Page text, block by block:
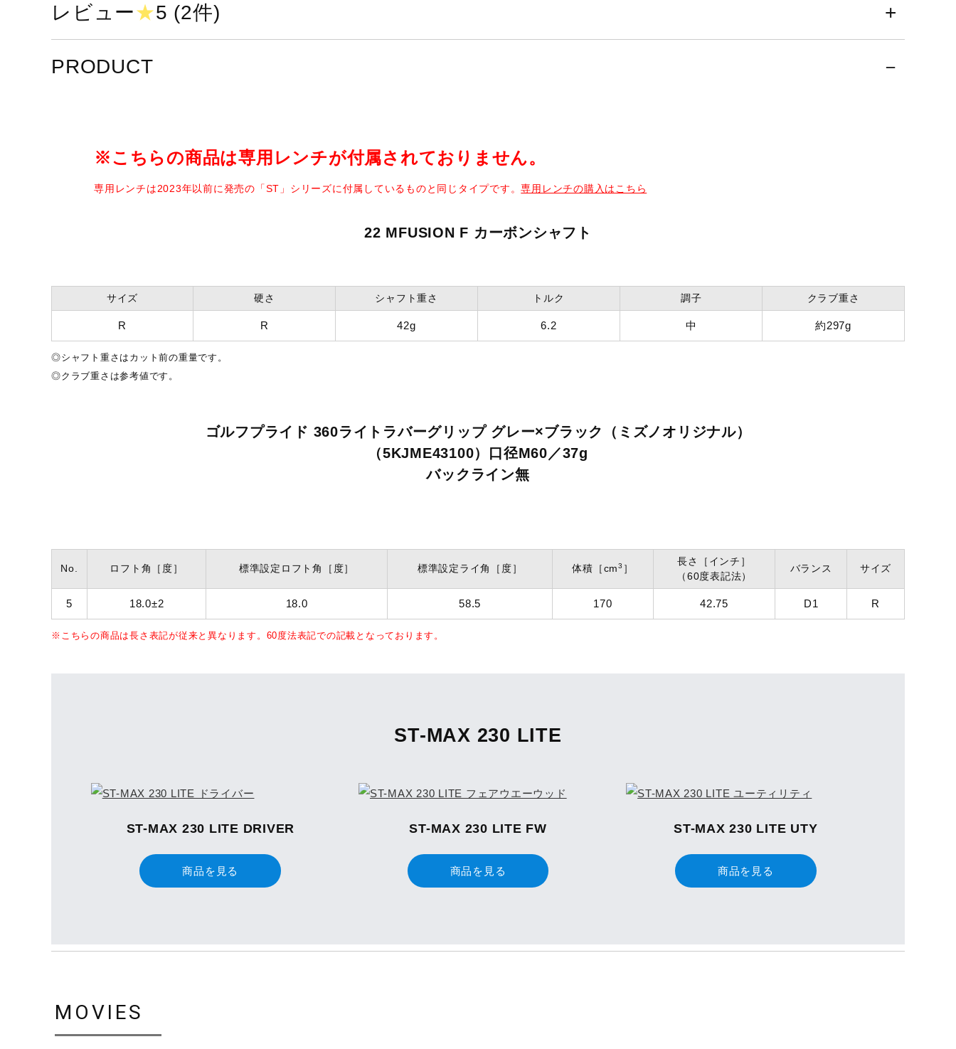
No.5／18±2
シャフト
バランス No.5／D1
クラブ質量(g)※
レビュー★5 (2件)
PRODUCT
※こちらの商品は専用レンチが付属されておりません。
専用レンチは2023年以前に発売の「ST」シリーズに付属しているものと同じタイプです。専用レンチの購入はこちら
22 MFUSION F カーボンシャフト
サイズ 硬さ シャフト重さ トルク 調子 クラブ重さ
R R 42g 6.2 中 約297g
◎シャフト重さはカット前の重量です。
◎クラブ重さは参考値です。
ゴルフプライド 360ライトラバーグリップ グレー×ブラック（ミズノオリジナル）
（5KJME43100）口径M60／37g
バックライン無
No. ロフト角 ［度］ 標準設定ロフト角 ［度］ 標準設定ライ角 ［度］ 体積 ［cm3 ］
長さ
［インチ］
（60度表記法）
バランス サイズ
5 18.0±2 18.0 58.5 170 42.75 D1 R
※こちらの商品は長さ表記が従来と異なります。60度法表記での記載となっております。
ST-MAX 230 LITE
ST-MAX 230 LITE DRIVER
商品を見る
ST-MAX 230 LITE FW
商品を見る
ST-MAX 230 LITE UTY
商品を見る
MOVIES